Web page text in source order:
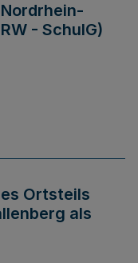
- SchulG)
Ortsteils
als